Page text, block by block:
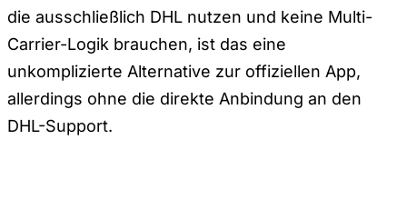
die ausschließlich DHL nutzen und keine Multi-
Carrier-Logik brauchen, ist das eine
unkomplizierte Alternative zur offiziellen App,
allerdings ohne die direkte Anbindung an den
DHL-Support.